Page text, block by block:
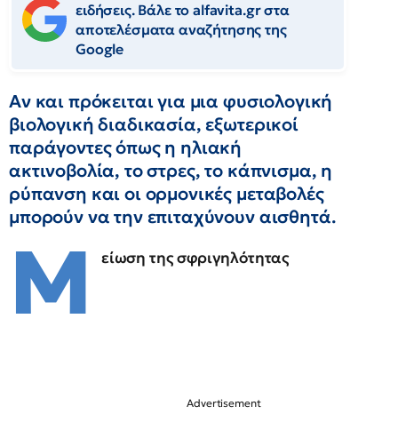
ειδήσεις. Βάλε το alfavita.gr στα
αποτελέσματα αναζήτησης της
Google
Αν και πρόκειται για μια φυσιολογική
βιολογική διαδικασία, εξωτερικοί
παράγοντες όπως η ηλιακή
ακτινοβολία, το στρες, το κάπνισμα, η
ρύπανση και οι ορμονικές μεταβολές
μπορούν να την επιταχύνουν αισθητά.
Μ είωση της σφριγηλότητας